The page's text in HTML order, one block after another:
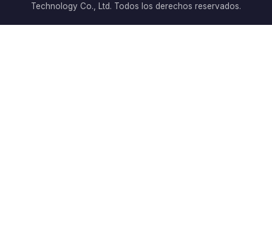
Technology Co., Ltd. Todos los derechos reservados.